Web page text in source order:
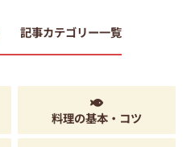
記事カテゴリー一覧
料理の基本・コツ